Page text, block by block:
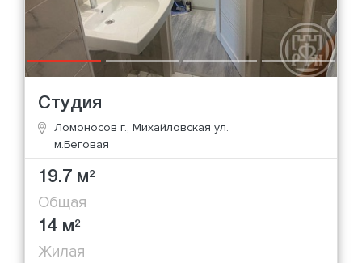
Студия
Ломоносов г., Михайловская ул.
м.Беговая
19.7 м2
Общая
14 м2
Жилая